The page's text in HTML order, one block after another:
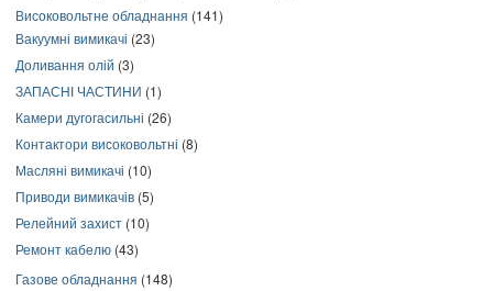
Високовольтне обладнання (141)
Вакуумні вимикачі (23)
Доливання олій (3)
ЗАПАСНІ ЧАСТИНИ (1)
Камери дугогасильні (26)
Контактори високовольтні (8)
Масляні вимикачі (10)
Приводи вимикачів (5)
Релейний захист (10)
Ремонт кабелю (43)
Газове обладнання (148)